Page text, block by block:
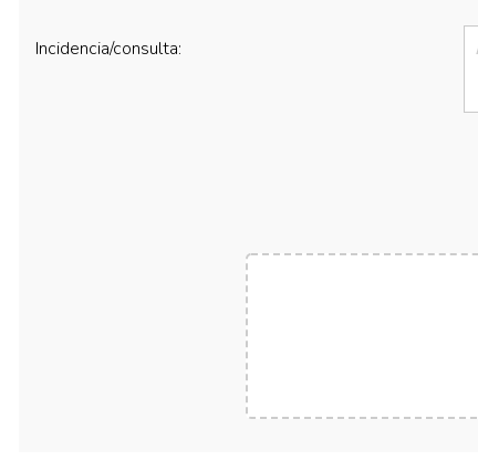
Incidencia/consulta: